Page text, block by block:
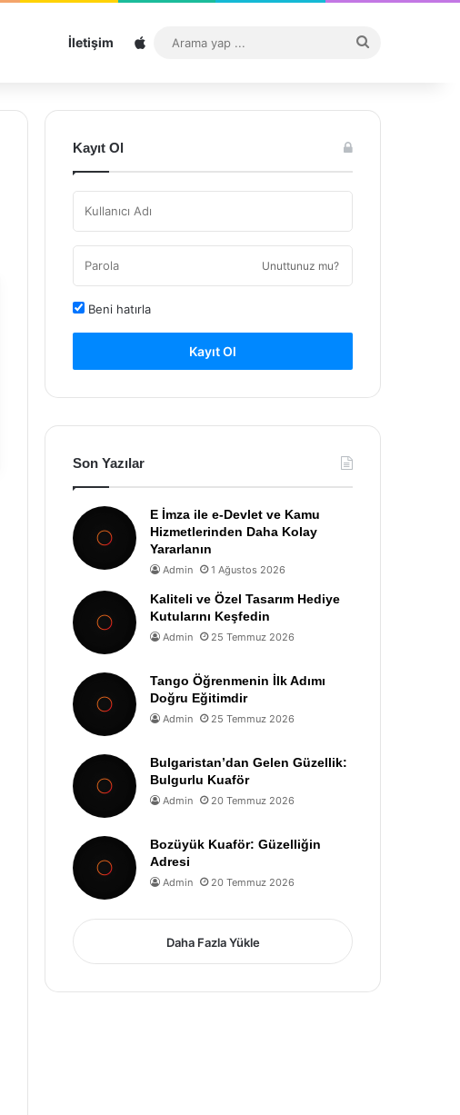
İletişim Sitemap
...
Kayıt Ol
Unuttunuz mu?
Beni hatırla
Kayıt Ol
Son Yazılar
E İmza ile e-Devlet ve Kamu
Hizmetlerinden Daha Kolay
Yararlanın
Admin 1 Ağustos 2026
Kaliteli ve Özel Tasarım Hediye
Kutularını Keşfedin
Admin 25 Temmuz 2026
Tango Öğrenmenin İlk Adımı
Doğru Eğitimdir
Admin 25 Temmuz 2026
Bulgaristan’dan Gelen Güzellik:
Bulgurlu Kuaför
Admin 20 Temmuz 2026
Bozüyük Kuaför: Güzelliğin
Adresi
Admin 20 Temmuz 2026
Daha Fazla Yükle